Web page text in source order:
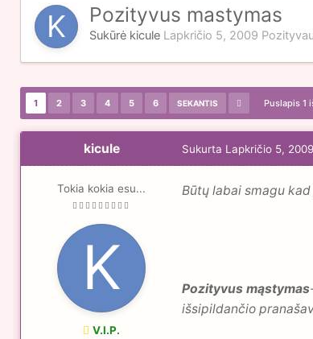
Pozityvus mastymas
Sukūrė kicule Lapkričio 5, 2009
1 2 3 4 5 6 SEKANTIS Puslapis 1
kicule
Tokia kokia esu...
V.I.P.
Sukurta Lapkričio 5, 2009
Būtų labai smagu
Pozityvus mąstymas
išsipildančio